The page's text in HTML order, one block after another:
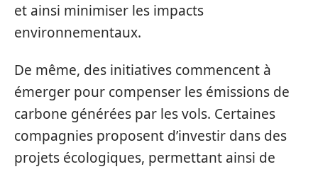
et ainsi minimiser les impacts
environnementaux.
De même, des initiatives commencent à
émerger pour compenser les émissions de
carbone générées par les vols. Certaines
compagnies proposent d’investir dans des
projets écologiques, permettant ainsi de